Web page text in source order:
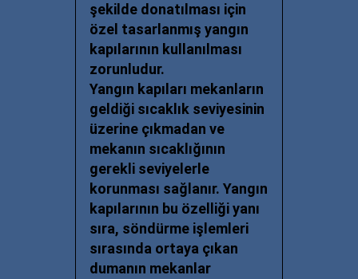
şekilde donatılması için
özel tasarlanmış yangın
kapılarının kullanılması
zorunludur.
Yangın kapıları mekanların
geldiği sıcaklık seviyesinin
üzerine çıkmadan ve
mekanın sıcaklığının
gerekli seviyelerle
korunması sağlanır. Yangın
kapılarının bu özelliği yanı
sıra, söndürme işlemleri
sırasında ortaya çıkan
dumanın mekanlar